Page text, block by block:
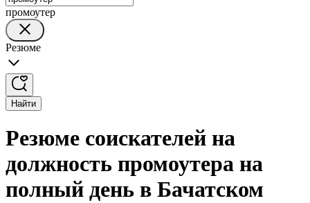
промоутер
Резюме
Найти
Резюме соискателей на
должность промоутера на
полный день в Бачатском